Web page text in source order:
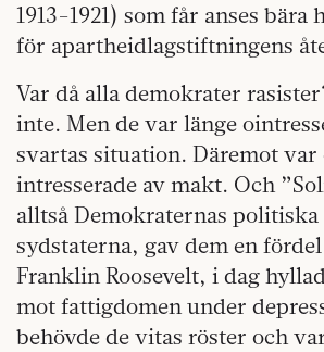
1913-1921) som får anses bära
för apartheidlagstiftningens
Var då alla demokrater
inte. Men de var länge
svartas situation. Däremot var
intresserade av makt. Och
alltså Demokraternas
sydstaterna, gav dem en
Franklin Roosevelt, i dag
mot fattigdomen under
behövde de vitas röster och